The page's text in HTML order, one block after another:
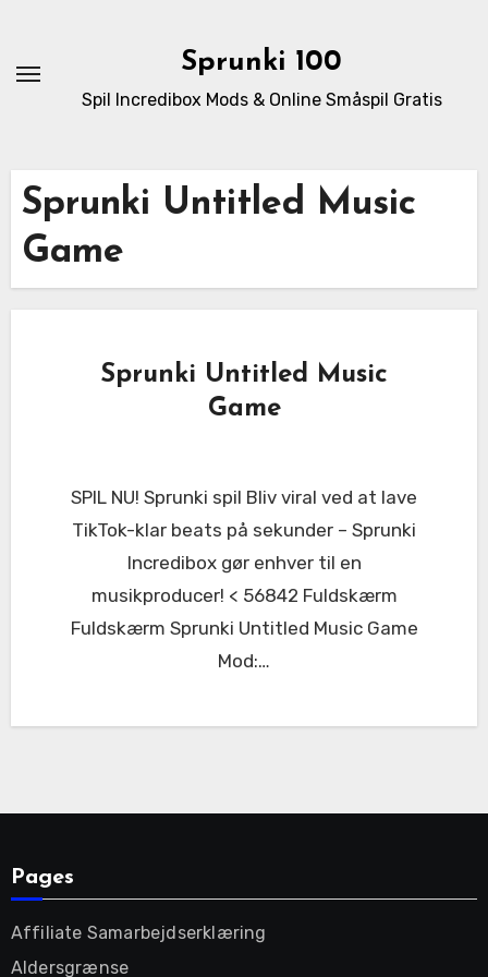
content
Sprunki 100
Spil Incredibox Mods & Online Småspil Gratis
Sprunki Untitled Music
Game
Sprunki Untitled Music
Game
SPIL NU! Sprunki spil Bliv viral ved at lave
TikTok-klar beats på sekunder – Sprunki
Incredibox gør enhver til en
musikproducer! < 56842 Fuldskærm
Fuldskærm Sprunki Untitled Music Game
Mod:…
Pages
Affiliate Samarbejdserklæring
Aldersgrænse